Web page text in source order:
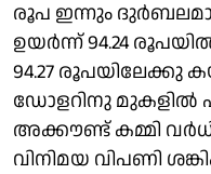
രൂപ ഇന്നും
ഉയർന്ന് 94.24
94.27 രൂപയിലേക്കു
ഡോളറിനു മുകളിൽ
അക്കൗണ്ട് കമ്മി
വിനിമയ വിപണി